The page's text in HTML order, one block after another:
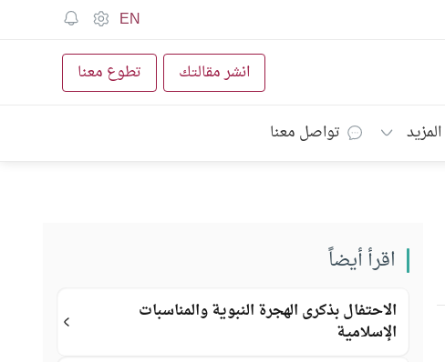
EN
انشر مقالتك تطوع معنا
المزيد تواصل معنا
اقرأ أيضاً
الاحتفال بذكرى الهجرة النبوية والمناسبات
الإسلامية